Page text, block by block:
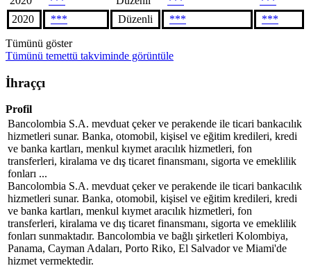
2020
*** Düzenli *** ***
Tümünü göster
Tümünü temettü takviminde görüntüle
İhraççı
Profil
Bancolombia S.A. mevduat çeker ve perakende ile ticari bankacılık
hizmetleri sunar. Banka, otomobil, kişisel ve eğitim kredileri, kredi
ve banka kartları, menkul kıymet aracılık hizmetleri, fon
transferleri, kiralama ve dış ticaret finansmanı, sigorta ve emeklilik
fonları ...
Bancolombia S.A. mevduat çeker ve perakende ile ticari bankacılık
hizmetleri sunar. Banka, otomobil, kişisel ve eğitim kredileri, kredi
ve banka kartları, menkul kıymet aracılık hizmetleri, fon
transferleri, kiralama ve dış ticaret finansmanı, sigorta ve emeklilik
fonları sunmaktadır. Bancolombia ve bağlı şirketleri Kolombiya,
Panama, Cayman Adaları, Porto Riko, El Salvador ve Miami'de
hizmet vermektedir.